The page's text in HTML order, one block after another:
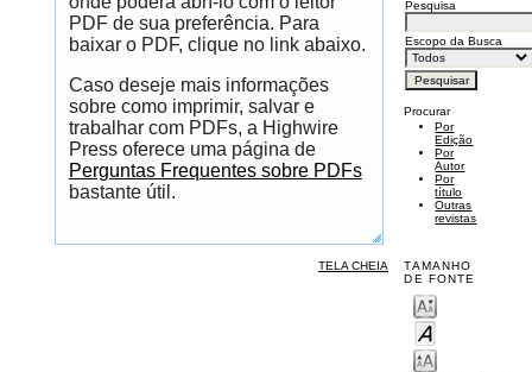
Pesquisa
Escopo da Busca
Procurar
Por
Edição
Por
Autor
Por
título
Outras
revistas
TAMANHO
DE FONTE
PDF de sua preferência. Para
baixar o PDF, clique no link abaixo.
Caso deseje mais informações
sobre como imprimir, salvar e
trabalhar com PDFs, a Highwire
Press oferece uma página de
Perguntas Frequentes sobre PDFs
bastante útil.
TELA CHEIA